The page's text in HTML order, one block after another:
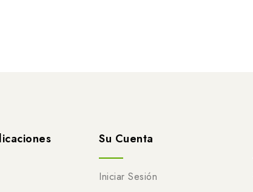
Su Cuenta
Iniciar Sesión